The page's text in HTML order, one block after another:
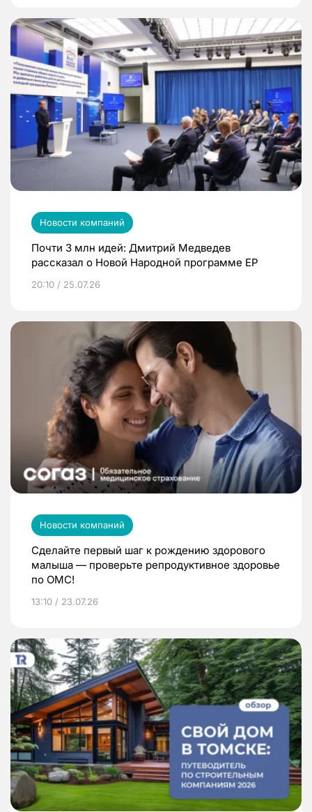
Новости компаний
Почти 3 млн идей: Дмитрий Медведев
рассказал о Новой Народной программе ЕР
20:10 / 25.07.26
Новости компаний
Сделайте первый шаг к рождению здорового
малыша — проверьте репродуктивное здоровье
по ОМС!
13:10 / 23.07.26